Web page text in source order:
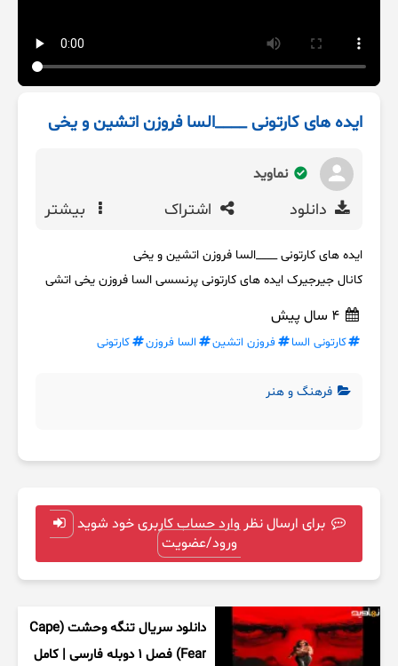
ایده های کارتونی ____السا فروزن اتشین و یخی
نماوید
دانلود اشتراک بیشتر
ایده های کارتونی ____السا فروزن اتشین و یخی
کانال جیرجیرک ایده های کارتونی پرنسسی السا فروزن یخی اتشی
4 سال پیش
کارتونی السا فروزن اتشین السا فروزن کارتونی
فرهنگ و هنر
برای ارسال نظر وارد حساب کاربری خود شوید
ورود/عضویت
دانلود سریال تنگه وحشت (Cape
Fear) فصل ۱ دوبله فارسی | کامل